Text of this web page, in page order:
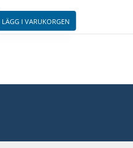
LÄGG I VARUKORGEN